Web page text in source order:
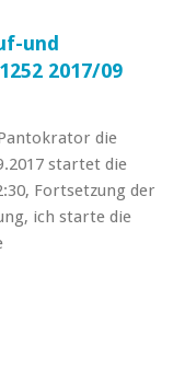
und
2017/09
die
startet die
Fortsetzung der
ich starte die